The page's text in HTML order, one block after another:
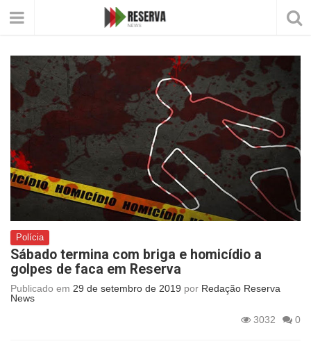
Polícia
Sábado termina com briga e homicídio a
golpes de faca em Reserva
Publicado em 29 de setembro de 2019 por Redação Reserva
News
3032
0